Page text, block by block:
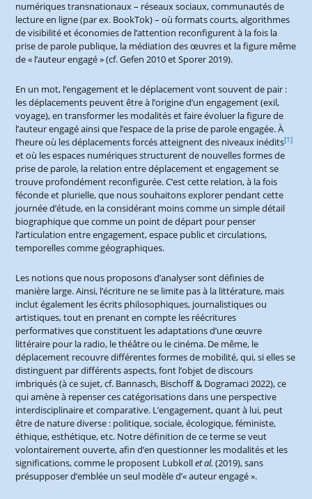
numériques transnationaux – réseaux sociaux, communautés de
lecture en ligne (par ex. BookTok) – où formats courts, algorithmes
de visibilité et économies de l’attention reconfigurent à la fois la
prise de parole publique, la médiation des œuvres et la figure même
de « l’auteur engagé » (cf. Gefen 2010 et Sporer 2019).
En un mot, l’engagement et le déplacement vont souvent de pair :
les déplacements peuvent être à l’origine d’un engagement (exil,
voyage), en transformer les modalités et faire évoluer la figure de
l’auteur engagé ainsi que l’espace de la prise de parole engagée. À
l’heure où les déplacements forcés atteignent des niveaux inédits[1]
et où les espaces numériques structurent de nouvelles formes de
prise de parole, la relation entre déplacement et engagement se
trouve profondément reconfigurée. C’est cette relation, à la fois
féconde et plurielle, que nous souhaitons explorer pendant cette
journée d’étude, en la considérant moins comme un simple détail
biographique que comme un point de départ pour penser
l’articulation entre engagement, espace public et circulations,
temporelles comme géographiques.
Les notions que nous proposons d’analyser sont définies de
manière large. Ainsi, l’écriture ne se limite pas à la littérature, mais
inclut également les écrits philosophiques, journalistiques ou
artistiques, tout en prenant en compte les réécritures
performatives que constituent les adaptations d’une œuvre
littéraire pour la radio, le théâtre ou le cinéma. De même, le
déplacement recouvre différentes formes de mobilité, qui, si elles se
distinguent par différents aspects, font l’objet de discours
imbriqués (à ce sujet, cf. Bannasch, Bischoff & Dogramaci 2022), ce
qui amène à repenser ces catégorisations dans une perspective
interdisciplinaire et comparative. L’engagement, quant à lui, peut
être de nature diverse : politique, sociale, écologique, féministe,
éthique, esthétique, etc. Notre définition de ce terme se veut
volontairement ouverte, afin d’en questionner les modalités et les
significations, comme le proposent Lubkollet al. (2019), sans
présupposer d’emblée un seul modèle d’« auteur engagé ».